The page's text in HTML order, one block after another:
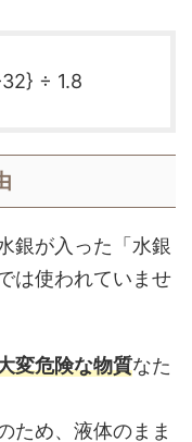
÷ 1.8
銀が入った「水銀
は使われていませ
変危険な物質なた
ため、液体のまま